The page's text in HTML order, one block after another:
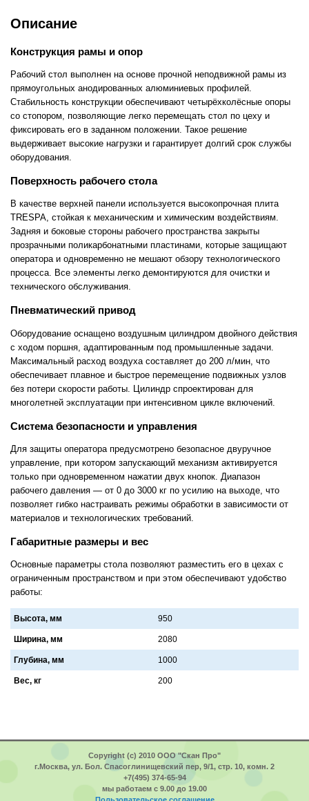
Описание
Конструкция рамы и опор
Рабочий стол выполнен на основе прочной неподвижной рамы из
прямоугольных анодированных алюминиевых профилей.
Стабильность конструкции обеспечивают четырёхколёсные опоры
со стопором, позволяющие легко перемещать стол по цеху и
фиксировать его в заданном положении. Такое решение
выдерживает высокие нагрузки и гарантирует долгий срок службы
оборудования.
Поверхность рабочего стола
В качестве верхней панели используется высокопрочная плита
TRESPA, стойкая к механическим и химическим воздействиям.
Задняя и боковые стороны рабочего пространства закрыты
прозрачными поликарбонатными пластинами, которые защищают
оператора и одновременно не мешают обзору технологического
процесса. Все элементы легко демонтируются для очистки и
технического обслуживания.
Пневматический привод
Оборудование оснащено воздушным цилиндром двойного действия
с ходом поршня, адаптированным под промышленные задачи.
Максимальный расход воздуха составляет до 200 л/мин, что
обеспечивает плавное и быстрое перемещение подвижных узлов
без потери скорости работы. Цилиндр спроектирован для
многолетней эксплуатации при интенсивном цикле включений.
Система безопасности и управления
Для защиты оператора предусмотрено безопасное двуручное
управление, при котором запускающий механизм активируется
только при одновременном нажатии двух кнопок. Диапазон
рабочего давления — от 0 до 3000 кг по усилию на выходе, что
позволяет гибко настраивать режимы обработки в зависимости от
материалов и технологических требований.
Габаритные размеры и вес
Основные параметры стола позволяют разместить его в цехах с
ограниченным пространством и при этом обеспечивают удобство
работы:
Высота, мм 950
Ширина, мм 2080
Глубина, мм 1000
Вес, кг 200
Copyright (c) 2010 ООО "Скан Про"
г.Москва, ул. Бол. Спасоглинищевский пер, 9/1, стр. 10, комн. 2
+7(495) 374-65-94
мы работаем с 9.00 до 19.00